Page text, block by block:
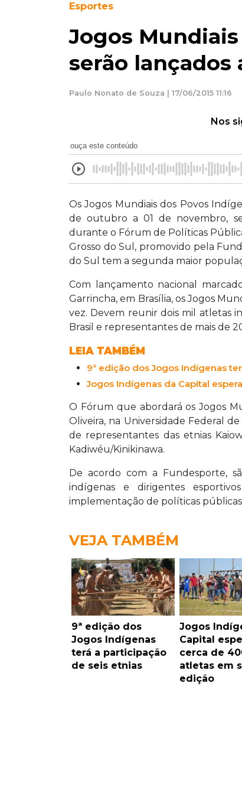
Esportes
Jogos
serão lançados
Paulo Nonato de Souza | 17/06/2015 11:16
Nos
ouça este conteúdo
Os Jogos Mundiais dos Povos
de outubro a 01 de novembro,
durante o Fórum de Políticas
Grosso do Sul, promovido pela
do Sul tem a segunda maior
Com lançamento nacional
Garrincha, em Brasília, os Jogos
vez. Devem reunir dois mil atletas
Brasil e representantes de mais de
LEIA TAMBÉM
9ª edição dos Jogos Indígenas
Jogos Indígenas da Capital
O Fórum que abordará os Jogos
Oliveira, na Universidade Federal
de representantes das etnias
Kadiwéu/Kinikinawa.
De acordo com a Fundesporte,
indígenas e dirigentes
implementação de políticas
VEJA TAMBÉM
9ª edição dos
Jogos Indígenas
terá a participação
de seis etnias
Jogos
Capital
cerca de
atletas em
edição